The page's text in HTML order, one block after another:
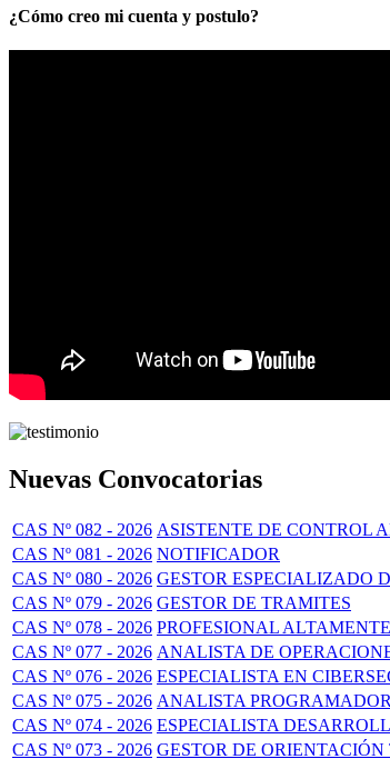
¿Cómo creo mi cuenta y postulo?
Nuevas Convocatorias
CAS Nº 082 - 2026 ASISTENTE DE CONTROL
CAS Nº 081 - 2026 NOTIFICADOR
CAS Nº 080 - 2026 GESTOR ESPECIALIZADO
CAS Nº 079 - 2026 GESTOR DE TRAMITES
CAS Nº 078 - 2026 PROFESIONAL
CAS Nº 077 - 2026 ANALISTA DE
CAS Nº 076 - 2026 ESPECIALISTA EN
CAS Nº 075 - 2026 ANALISTA
CAS Nº 074 - 2026 ESPECIALISTA
CAS Nº 073 - 2026 GESTOR DE